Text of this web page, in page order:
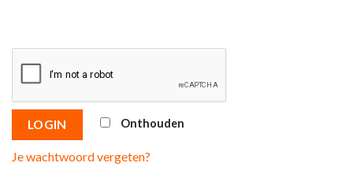
LOGIN Onthouden
Je wachtwoord vergeten?